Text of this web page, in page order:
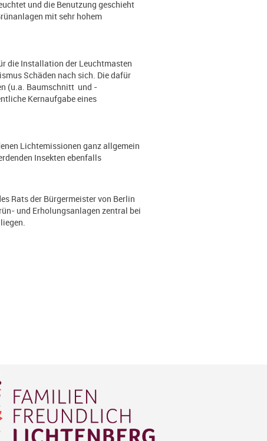
und die Benutzung geschieht
mit sehr hohem
die Installation der Leuchtmasten
Schäden nach sich. Die dafür
(u.a. Baumschnitt und -
Kernaufgabe eines
Lichtemissionen ganz allgemein
Insekten ebenfalls
Rats der Bürgermeister von Berlin
und Erholungsanlagen zentral bei